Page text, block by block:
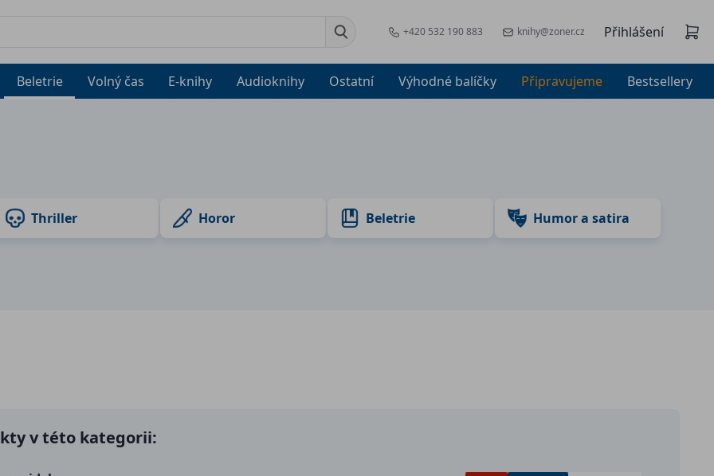
+420 532 190 883 knihy@zoner.cz Přihlášení
Beletrie Volný čas E-knihy Audioknihy Ostatní Výhodné balíčky Připravujeme Bestsellery
Thriller Horor Beletrie Humor a satira
v této kategorii: